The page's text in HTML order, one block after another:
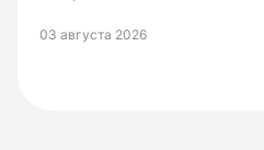
03 августа 2026